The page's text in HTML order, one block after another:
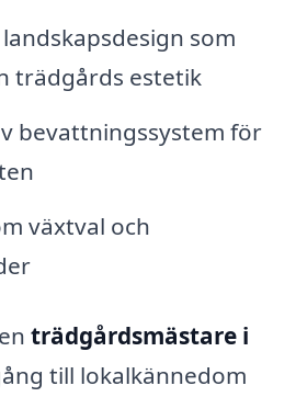
som
trädgårds estetik
bevattningssystem för
växtval och
trädgårdsmästare i
till lokalkännedom